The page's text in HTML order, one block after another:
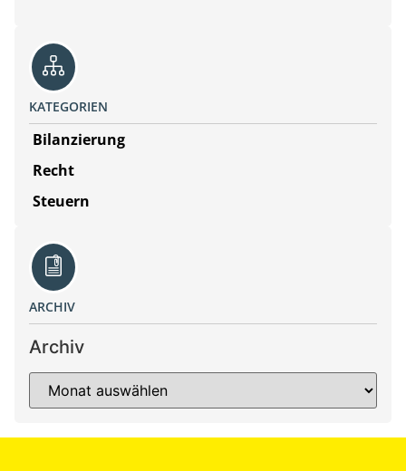
KATEGORIEN
Bilanzierung
Recht
Steuern
ARCHIV
Archiv